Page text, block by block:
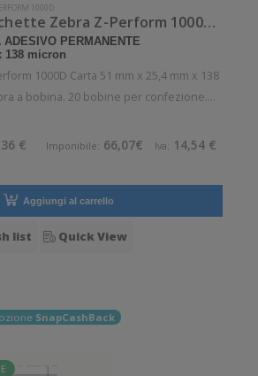
1000D
3007842-T - Etichette Zebra Z-Perform 1000D Carta
ADESIVO PERMANENTE
138 micron
1000D Carta 51 mm x 25,4 mm x 138
a bobina. 20 bobine per confezione.
interno: 19 mm. Diametro esterno: 56
€ Imponibile: 66,07€ Iva: 14,54 €
Aggiungi al carrello
list Quick View
SnapCashBack